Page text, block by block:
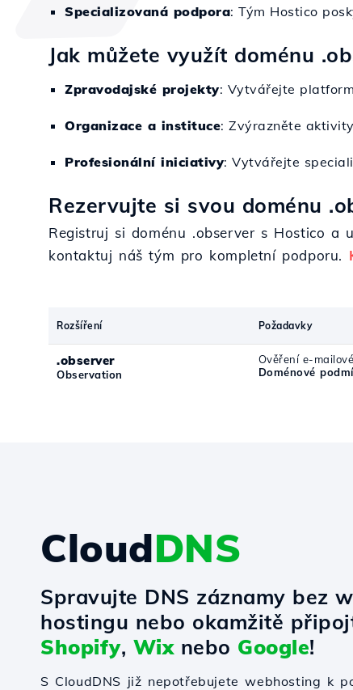
Specializovaná podpora: Tým Hostico
Jak můžete využít doménu
Zpravodajské projekty: Vytvářejte
Organizace a instituce: Zvýrazněte
Profesionální iniciativy: Vytvářejte
Rezervujte si svou doménu
Registruj si doménu .observer s Hostico a
kontaktuj náš tým pro kompletní podporu.
Rozšíření Požadavky
.observer
Observation
Ověření e-
Doménové
CloudDNS
Spravujte DNS záznamy bez
hostingu nebo okamžitě
Shopify, Wixnebo Google!
S CloudDNS již nepotřebujete webhosting k